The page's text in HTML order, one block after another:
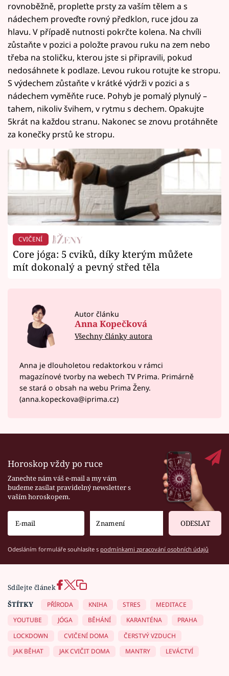
rovnoběžně, propleťte prsty za vaším tělem a s
nádechem proveďte rovný předklon, ruce jdou za
hlavu. V případě nutnosti pokrčte kolena. Na chvíli
zůstaňte v pozici a položte pravou ruku na zem nebo
třeba na stoličku, kterou jste si připravili, pokud
nedosáhnete k podlaze. Levou rukou rotujte ke stropu.
S výdechem zůstaňte v krátké výdrži v pozici a s
nádechem vyměňte ruce. Pohyb je pomalý plynulý –
tahem, nikoliv švihem, v rytmu s dechem. Opakujte
5krát na každou stranu. Nakonec se znovu protáhněte
za konečky prstů ke stropu.
CVIČENÍ
Core jóga: 5 cviků, díky kterým můžete
mít dokonalý a pevný střed těla
Autor článku
Anna Kopečková
Všechny články autora
Anna je dlouholetou redaktorkou v rámci
magazínové tvorby na webech TV Prima. Primárně
se stará o obsah na webu Prima Ženy.
(anna.kopeckova@iprima.cz)
Horoskop vždy po ruce
Zanechte nám váš e-mail a my vám
budeme zasílat pravidelný newsletter s
vaším horoskopem.
ODESLAT
Odesláním formuláře souhlasíte s podmínkami zpracování osobních údajů
Sdílejte článek
ŠTÍTKY
PŘÍRODA KNIHA STRES
MEDITACE
YOUTUBE
JÓGA BĚHÁNÍ KARANTÉNA
PRAHA
LOCKDOWN
CVIČENÍ DOMA
ČERSTVÝ VZDUCH
JAK BĚHAT
JAK CVIČIT DOMA MANTRY LEVÁCTVÍ